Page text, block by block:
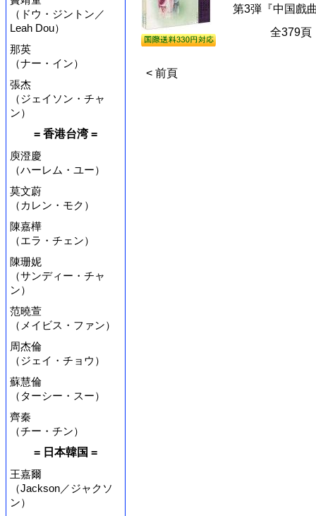
（ドウ・ジントン／
Leah Dou）
那英
（ナー・イン）
張杰
（ジェイソン・チャ
ン）
= 香港台湾 =
庾澄慶
（ハーレム・ユー）
莫文蔚
（カレン・モク）
陳嘉樺
（エラ・チェン）
陳珊妮
（サンディー・チャ
ン）
范曉萱
（メイビス・ファン）
周杰倫
（ジェイ・チョウ）
蘇慧倫
（ターシー・スー）
齊秦
（チー・チン）
= 日本韓国 =
王嘉爾
（Jackson／ジャクソ
ン）
第3弾『中国戲
全379
< 前頁